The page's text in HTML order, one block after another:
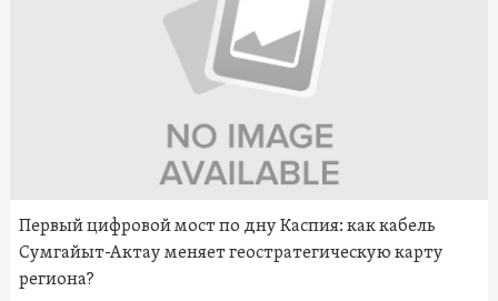
Первый цифровой мост по дну Каспия: как кабель
Сумгайыт-Актау меняет геостратегическую карту
региона?